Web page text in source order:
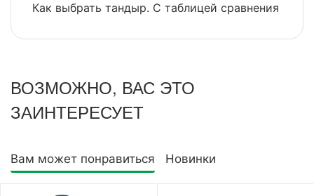
Как выбрать тандыр. С таблицей сравнения
ВОЗМОЖНО, ВАС ЭТО
ЗАИНТЕРЕСУЕТ
Вам может понравиться Новинки